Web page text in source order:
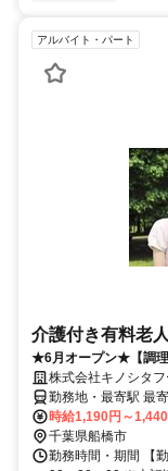
アルバイト・パート
介護付き有料老
★6月オープン★【調理
補助。無資格・未経験
株式会社キノシタ
勤務地・最寄駅 最
徒歩10分
時給1,190円～
千葉県船橋市
勤務時間・期間 【